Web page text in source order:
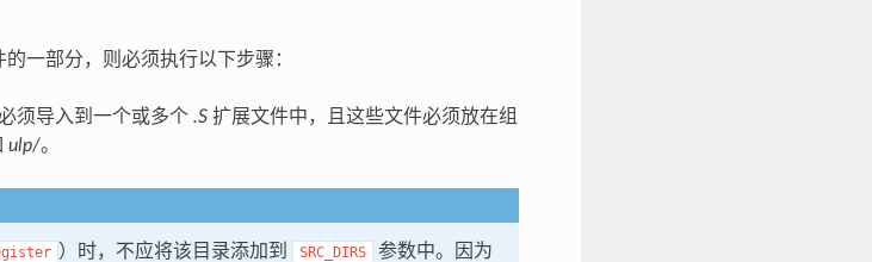
一部分，则必须执行以下步骤：
须导入到一个或多个 .S扩展文件中，且这些文件必须放在组
ulp/。
）时，不应将该目录添加到 SRC_DIRS
参数中。因为